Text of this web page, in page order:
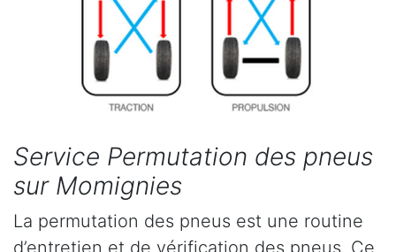
Service Permutation des pneus
sur Momignies
La permutation des pneus est une routine
d’entretien et de vérification des pneus. Ce